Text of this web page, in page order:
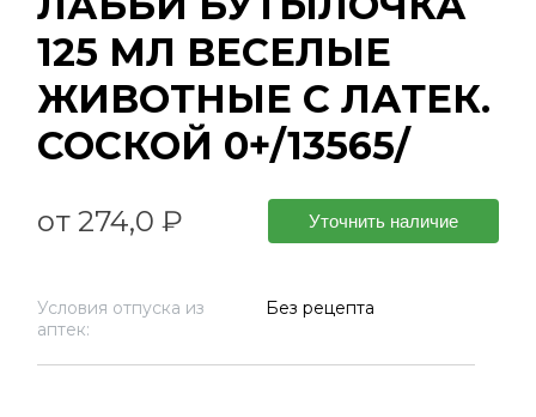
125 МЛ ВЕСЕЛЫЕ
ЖИВОТНЫЕ С ЛАТЕК.
СОСКОЙ 0+/13565/
от 274,0 ₽ Уточнить наличие
Условия отпуска из
аптек:
Без рецепта